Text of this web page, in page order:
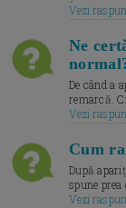
Vezi
Ne
De când a
remarcă.
Vezi
Cum
După
spune
Vezi